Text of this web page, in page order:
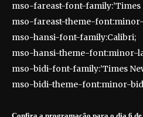
mso-fareast-font-family:’Times
mso-fareast-theme-
mso-hansi-font-family:Calibri;
mso-hansi-theme-font:minor-
mso-bidi-font-family:’Times
mso-bidi-theme-font:minor-